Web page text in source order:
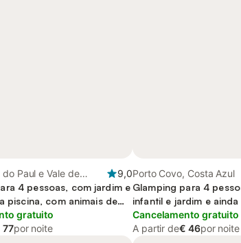
Paul e Vale de
e Vale do Tejo
9,0
4 pessoas, com jardim e
piscina, com animais de
gratuito
77por noite
Porto Covo, Costa Azul
Glamping para 4
infantil e jardim e
animais de estimação
Cancelamento gratuito
A partir de€ 46por noite